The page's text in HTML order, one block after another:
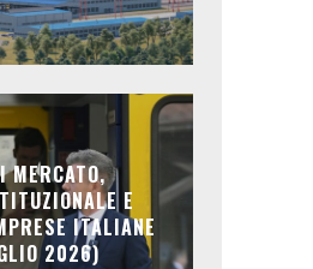
MERCATO,
E
ITALIANE
2026)